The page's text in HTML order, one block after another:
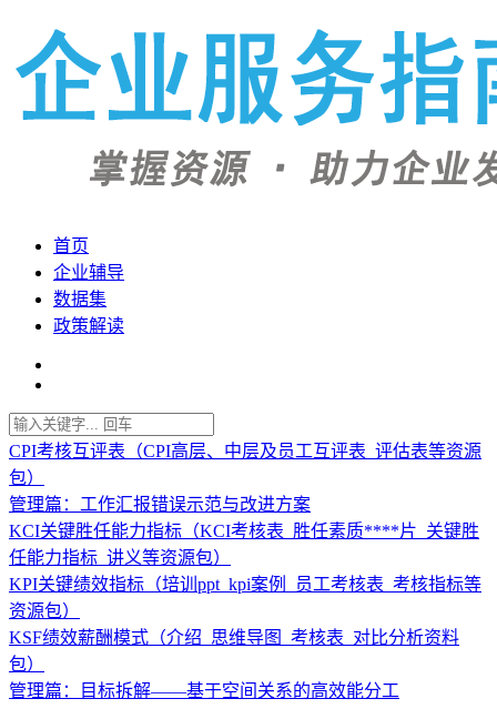
首页
企业辅导
数据集
政策解读
CPI考核互评表（CPI高层、中层及员工互评表_评估表等资源
包）
管理篇：工作汇报错误示范与改进方案
KCI关键胜任能力指标（KCI考核表_胜任素质****片_关键胜
任能力指标_讲义等资源包）
KPI关键绩效指标（培训ppt_kpi案例_员工考核表_考核指标等
资源包）
KSF绩效薪酬模式（介绍_思维导图_考核表_对比分析资料
包）
管理篇：目标拆解——基于空间关系的高效能分工